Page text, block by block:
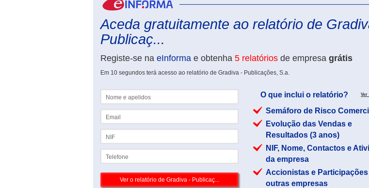
Aceda gratuitamente ao relatório de
Publicaç...
Registe-se na eInforma e obtenha 5 relatórios de empresa grátis
Em 10 segundos terá acesso ao relatório de Gradiva - Publicações, S.a.
O que inclui o relatório? Ver
Semáforo de Risco
Evolução das Vendas e
Resultados (3 anos)
NIF, Nome, Contactos e
da empresa
Accionistas e Participações
outras empresas